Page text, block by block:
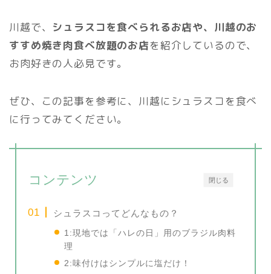
川越で、 シュラスコを食べられるお店や、川越のお
すすめ焼き肉食べ放題のお店を紹介しているので、
お肉好きの人必見です。
ぜひ、この記事を参考に、川越にシュラスコを食べ
に行ってみてください。
閉じる
コンテンツ
シュラスコってどんなもの？
1:現地では「ハレの日」用のブラジル肉料
理
2:味付けはシンプルに塩だけ！